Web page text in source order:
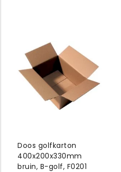
Doos golfkarton
400x200x330mm
bruin, B-golf, F0201